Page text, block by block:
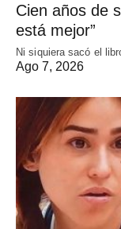
Cien años de
está mejor”
Ni siquiera sacó el
Ago 7, 2026